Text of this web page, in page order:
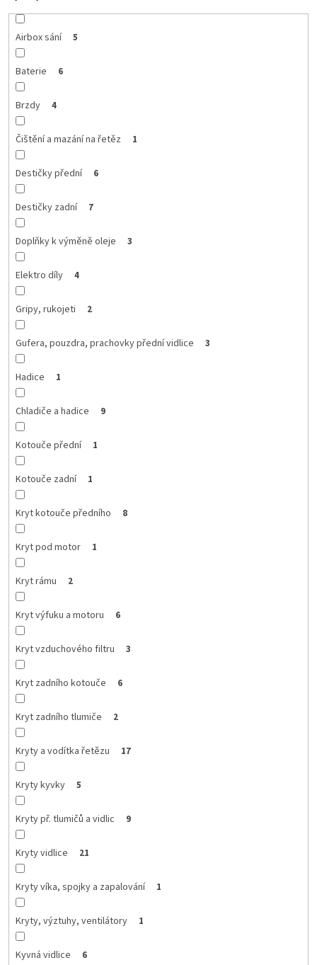
Airbox sání 5
Baterie 6
Brzdy 4
Čištění a mazání na řetěz 1
Destičky přední 6
Destičky zadní 7
Doplňky k výměně oleje 3
Elektro díly 4
Gripy, rukojeti 2
Gufera, pouzdra, prachovky přední vidlice 3
Hadice 1
Chladiče a hadice 9
Kotouče přední 1
Kotouče zadní 1
Kryt kotouče předního 8
Kryt pod motor 1
Kryt rámu 2
Kryt výfuku a motoru 6
Kryt vzduchového filtru 3
Kryt zadního kotouče 6
Kryt zadního tlumiče 2
Kryty a vodítka řetězu 17
Kryty kyvky 5
Kryty př. tlumičů a vidlic 9
Kryty vidlice 21
Kryty víka, spojky a zapalování 1
Kryty, výztuhy, ventilátory 1
Kyvná vidlice 6